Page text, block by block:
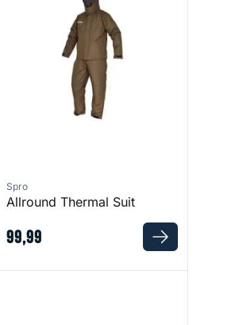
Spro
Allround Thermal Suit
99,99